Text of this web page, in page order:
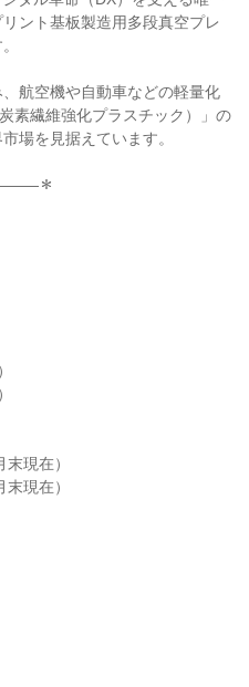
ント基板製造用多段真空プレ
航空機や自動車などの軽量化
素繊維強化プラスチック）」の
場を見据えています。
＊
現在）
現在）